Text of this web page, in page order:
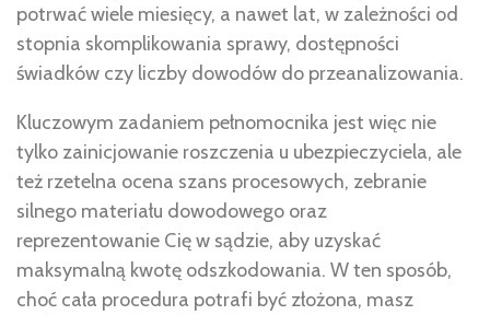
potrwać wiele miesięcy, a nawet lat, w zależności od
stopnia skomplikowania sprawy, dostępności
świadków czy liczby dowodów do przeanalizowania.
Kluczowym zadaniem pełnomocnika jest więc nie
tylko zainicjowanie roszczenia u ubezpieczyciela, ale
też rzetelna ocena szans procesowych, zebranie
silnego materiału dowodowego oraz
reprezentowanie Cię w sądzie, aby uzyskać
maksymalną kwotę odszkodowania. W ten sposób,
choć cała procedura potrafi być złożona, masz